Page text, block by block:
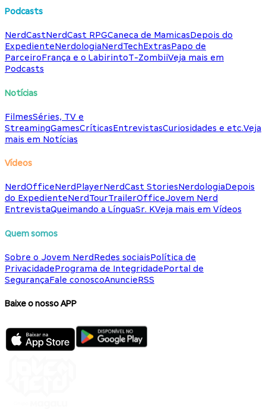
Podcasts
NerdCastNerdCast RPGCaneca de MamicasDepois do
ExpedienteNerdologiaNerdTechExtrasPapo de
ParceiroFrança e o LabirintoT-ZombiiVeja mais em
Podcasts
Notícias
FilmesSéries, TV e
StreamingGamesCríticasEntrevistasCuriosidades e etc.Veja
mais em Notícias
Vídeos
NerdOfficeNerdPlayerNerdCast StoriesNerdologiaDepois
do ExpedienteNerdTourTrailerOfficeJovem Nerd
EntrevistaQueimando a LínguaSr. KVeja mais em Vídeos
Quem somos
Sobre o Jovem NerdRedes sociaisPolítica de
PrivacidadePrograma de IntegridadePortal de
SegurançaFale conoscoAnuncieRSS
Baixe o nosso APP